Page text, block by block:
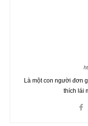
Là một con người đơn
thích lái